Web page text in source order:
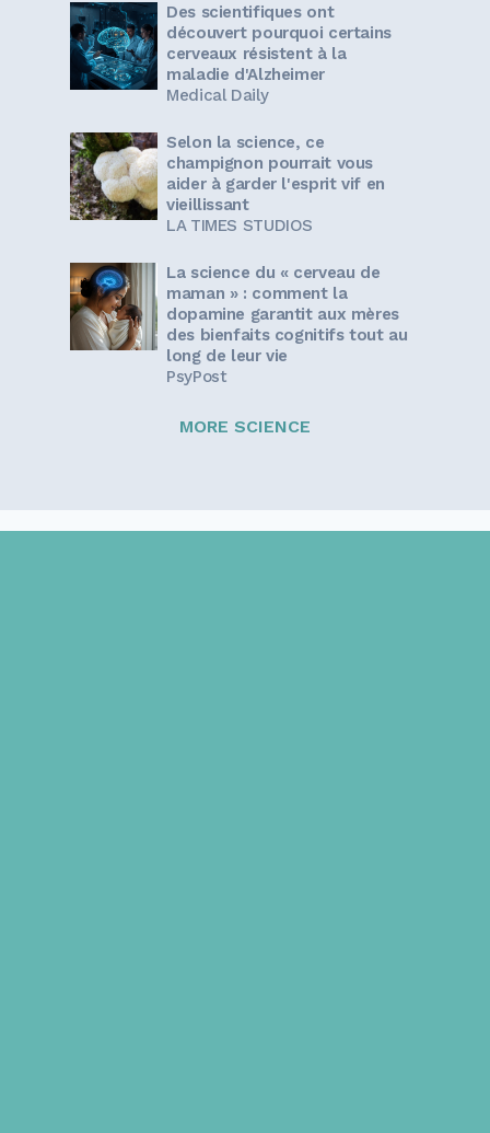
Des scientifiques ont
découvert pourquoi certains
cerveaux résistent à la
maladie d'Alzheimer
Medical Daily
Selon la science, ce
champignon pourrait vous
aider à garder l'esprit vif en
vieillissant
LA TIMES STUDIOS
La science du « cerveau de
maman » : comment la
dopamine garantit aux mères
des bienfaits cognitifs tout au
long de leur vie
PsyPost
MORE SCIENCE